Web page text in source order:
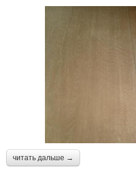
читать дальше →